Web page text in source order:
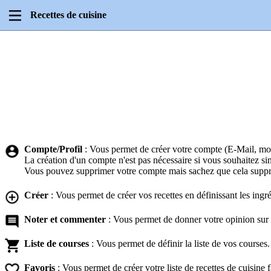
Recettes de cuisine
Compte/Profil : Vous permet de créer votre compte (E-Mail,
La création d'un compte n'est pas nécessaire si vous souhaitez
Vous pouvez supprimer votre compte mais sachez que cela
Créer : Vous permet de créer vos recettes en définissant les
Noter et commenter : Vous permet de donner votre opinion
Liste de courses : Vous permet de définir la liste de vos
Favoris : Vous permet de créer votre liste de recettes de cuisine